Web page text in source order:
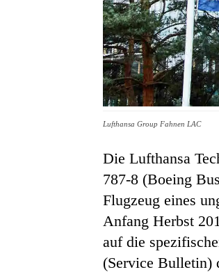
Lufthansa Group Fahnen LAC
Die Lufthansa
787-8 (Boeing
Flugzeug eines
Anfang Herbst
auf die
(Service Bulletin)